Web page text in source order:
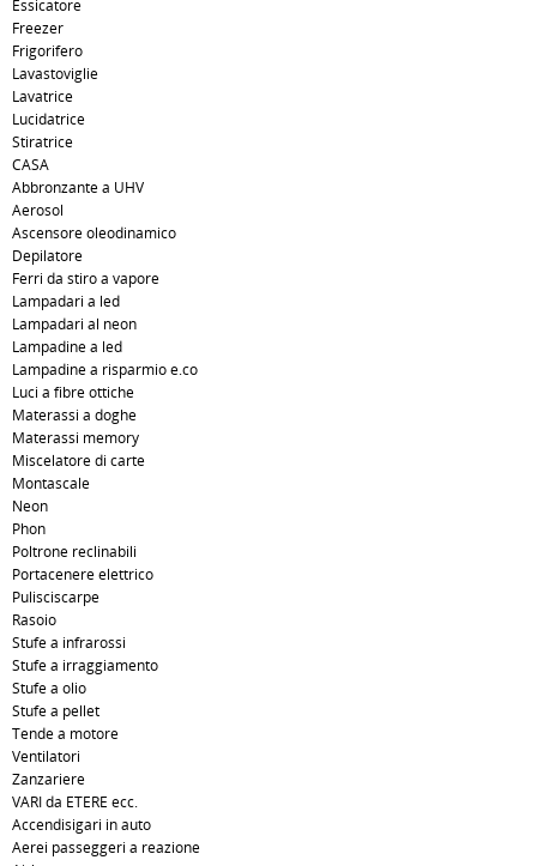
Essicatore
Freezer
Frigorifero
Lavastoviglie
Lavatrice
Lucidatrice
Stiratrice
CASA
Abbronzante a UHV
Aerosol
Ascensore oleodinamico
Depilatore
Ferri da stiro a vapore
Lampadari a led
Lampadari al neon
Lampadine a led
Lampadine a risparmio e.co
Luci a fibre ottiche
Materassi a doghe
Materassi memory
Miscelatore di carte
Montascale
Neon
Phon
Poltrone reclinabili
Portacenere elettrico
Pulisciscarpe
Rasoio
Stufe a infrarossi
Stufe a irraggiamento
Stufe a olio
Stufe a pellet
Tende a motore
Ventilatori
Zanzariere
VARI da ETERE ecc.
Accendisigari in auto
Aerei passeggeri a reazione